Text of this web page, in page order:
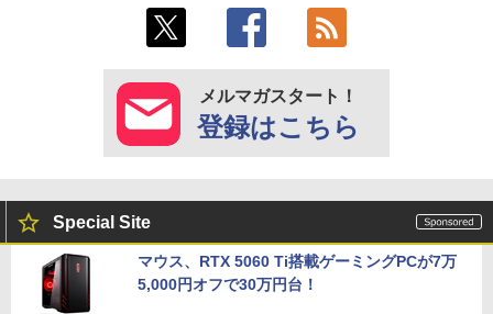
メルマガスタート！
登録はこちら
Special Site
マウス、RTX 5060 Ti搭載ゲーミングPCが7万
5,000円オフで30万円台！